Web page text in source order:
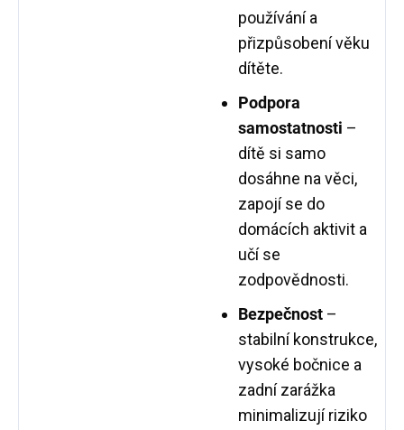
používání a
přizpůsobení věku
dítěte.
Podpora
samostatnosti –
dítě si samo
dosáhne na věci,
zapojí se do
domácích aktivit a
učí se
zodpovědnosti.
Bezpečnost –
stabilní konstrukce,
vysoké bočnice a
zadní zarážka
minimalizují riziko